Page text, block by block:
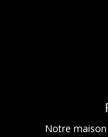
Notre